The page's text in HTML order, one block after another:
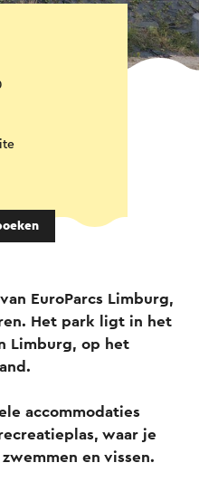
EuroParcs Limburg,
Het park ligt in het
Limburg, op het
accommodaties
waar je
en vissen.